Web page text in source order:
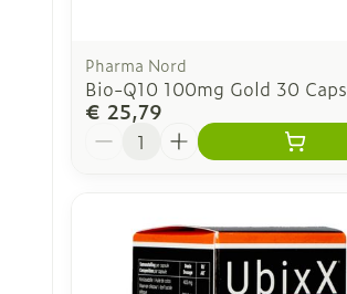
Pharma Nord
Bio-Q10 100mg Gold 30 Caps
€ 25,79
Aantal